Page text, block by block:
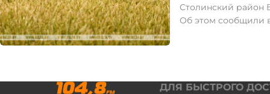
Столинский район
Об этом сообщили
составил 120 тыс. т
ДЛЯ БЫСТРОГО